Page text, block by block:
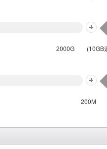
2000G (10GB
200M